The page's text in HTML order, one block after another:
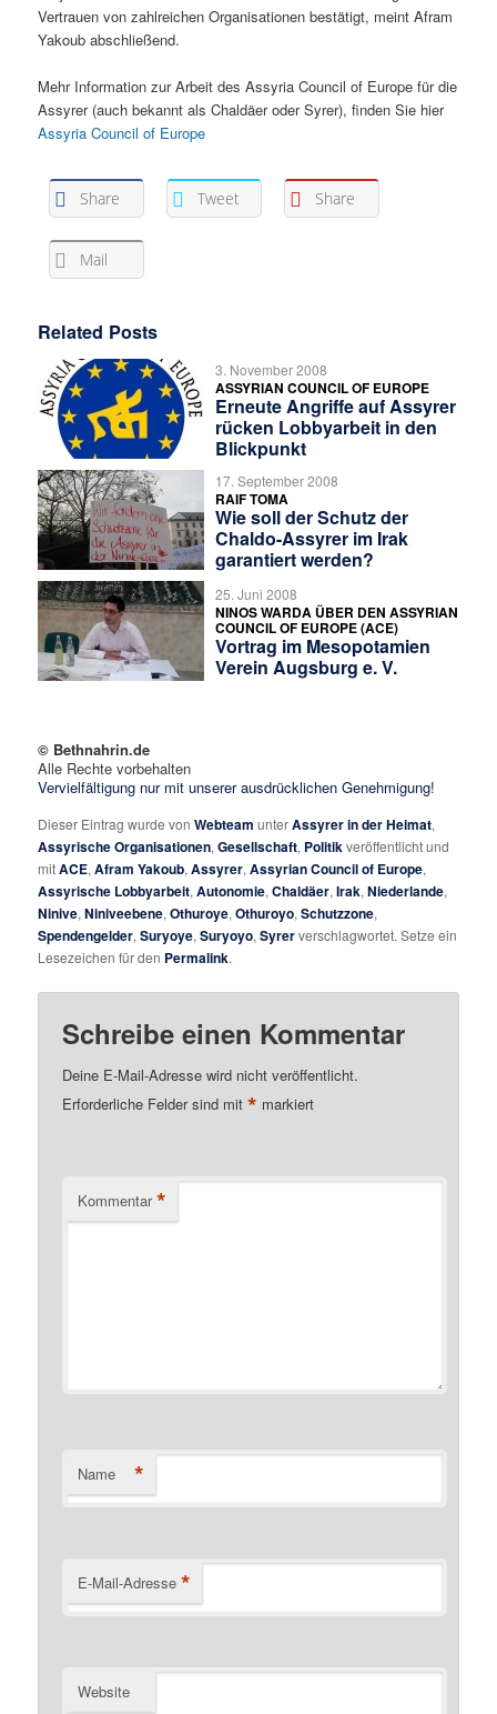
Vertrauen von zahlreichen Organisationen bestätigt, meint Afram
Yakoub abschließend.
Mehr Information zur Arbeit des Assyria Council of Europe für die
Assyrer (auch bekannt als Chaldäer oder Syrer), finden Sie hier
Assyria Council of Europe
Share Tweet Share
Mail
Related Posts
3. November 2008
ASSYRIAN COUNCIL OF EUROPE
Erneute Angriffe auf Assyrer
rücken Lobbyarbeit in den
Blickpunkt
17. September 2008
RAIF TOMA
Wie soll der Schutz der
Chaldo-Assyrer im Irak
garantiert werden?
25. Juni 2008
NINOS WARDA ÜBER DEN ASSYRIAN
COUNCIL OF EUROPE (ACE)
Vortrag im Mesopotamien
Verein Augsburg e. V.
© Bethnahrin.de
Alle Rechte vorbehalten
Vervielfältigung nur mit unserer ausdrücklichen Genehmigung!
Dieser Eintrag wurde vonWebteam unterAssyrer in der Heimat,
Assyrische Organisationen,Gesellschaft, Politikveröffentlicht und
mitACE,Afram Yakoub,Assyrer,Assyrian Council of Europe,
Assyrische Lobbyarbeit,Autonomie,Chaldäer,Irak,Niederlande,
Ninive,Niniveebene,Othuroye,Othuroyo,Schutzzone,
Spendengelder,Suryoye,Suryoyo,Syrerverschlagwortet. Setze ein
Lesezeichen für den Permalink.
Schreibe einen Kommentar
Deine E-Mail-Adresse wird nicht veröffentlicht.
Erforderliche Felder sind mit* markiert
Kommentar *
Name *
E-Mail-Adresse *
Website